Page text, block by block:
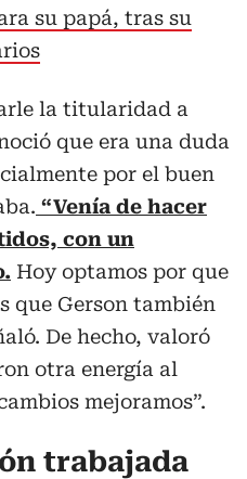
su papá, tras su
la titularidad a
que era una duda
por el buen
“Venía de hacer
con un
Hoy optamos por que
que Gerson también
De hecho, valoró
otra energía al
mejoramos”.
trabajada